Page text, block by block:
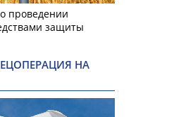
проведении
защиты
НА